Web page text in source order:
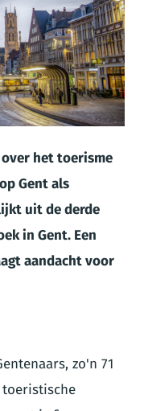
het toerisme
Gent als
uit de derde
in Gent. Een
aandacht voor
zo'n 71